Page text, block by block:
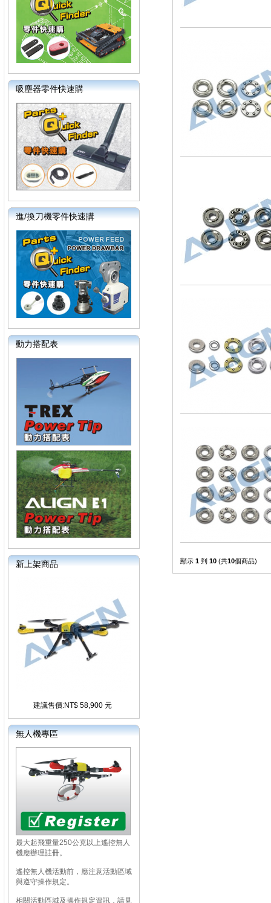
吸塵器零件快速購
進/換刀機零件快速購
動力搭配表
新上架商品
建議售價:NT$ 58,900 元
無人機專區
最大起飛重量250公克以上遙控無人
機應辦理註冊。
遙控無人機活動前，應注意活動區域
與遵守操作規定。
相關活動區域及操作規定資訊，請見
顯示 1 到 10 (共10個商品)